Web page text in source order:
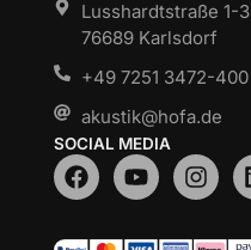
Lusshardtstraße 1-3
76689 Karlsdorf
+49 7251 3472-400
akustik@hofa.de
SOCIAL MEDIA